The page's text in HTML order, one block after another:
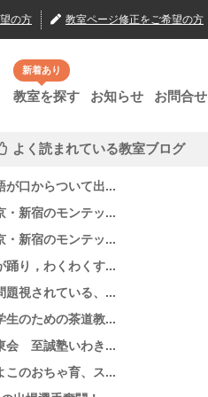
の方 教室ページ修正をご希望の方
新着あり
教室を探す お知らせ お問合せ
よく読まれている教室ブログ
が口からついて出...
・新宿のモンテッ...
・新宿のモンテッ...
踊り，わくわくす...
題視されている、...
生のための茶道教...
会 至誠塾いわき...
このおちゃ育、ス...